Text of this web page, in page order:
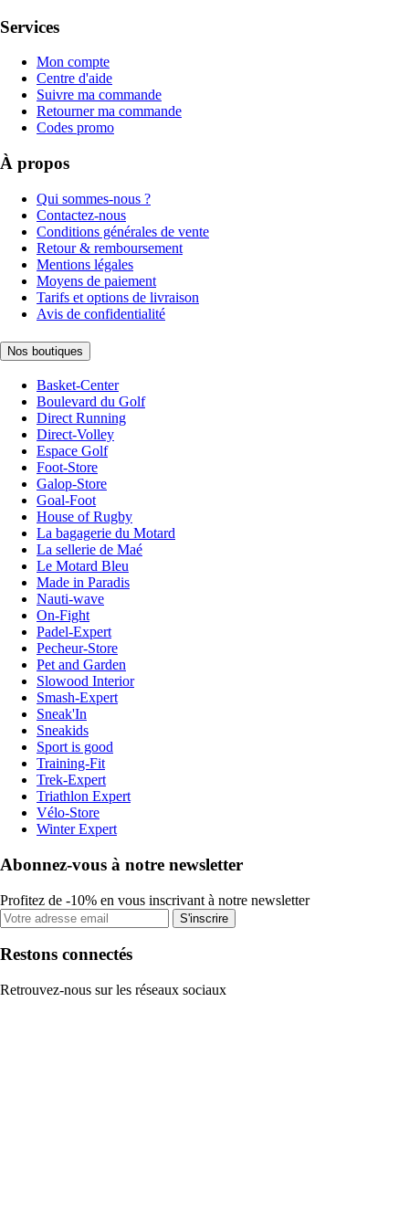
Services
Mon compte
Centre d'aide
Suivre ma commande
Retourner ma commande
Codes promo
À propos
Qui sommes-nous ?
Contactez-nous
Conditions générales de vente
Retour & remboursement
Mentions légales
Moyens de paiement
Tarifs et options de livraison
Avis de confidentialité
Nos boutiques
Basket-Center
Boulevard du Golf
Direct Running
Direct-Volley
Espace Golf
Foot-Store
Galop-Store
Goal-Foot
House of Rugby
La bagagerie du Motard
La sellerie de Maé
Le Motard Bleu
Made in Paradis
Nauti-wave
On-Fight
Padel-Expert
Pecheur-Store
Pet and Garden
Slowood Interior
Smash-Expert
Sneak'In
Sneakids
Sport is good
Training-Fit
Trek-Expert
Triathlon Expert
Vélo-Store
Winter Expert
Abonnez-vous à notre newsletter
Profitez de -10% en vous inscrivant à notre newsletter
S'inscrire
Restons connectés
Retrouvez-nous sur les réseaux sociaux